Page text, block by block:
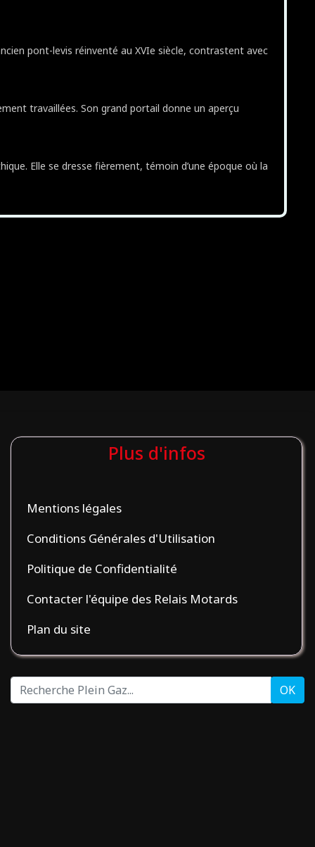
pont-levis réinventé au XVIe siècle, contrastent avec
travaillées. Son grand portail donne un aperçu
Elle se dresse fièrement, témoin d’une époque où la
Plus d'infos
Mentions légales
Conditions Générales d'Utilisation
Politique de Confidentialité
Contacter l'équipe des Relais Motards
Plan du site
Recherche
Plein
OK